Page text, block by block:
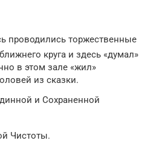
проводились торжественные
круга и здесь «думал»
в этом зале «жил»
из сказки.
и Сохраненной
Чистоты.